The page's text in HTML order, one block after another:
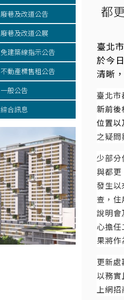
廢巷及改道公告
廢巷及改道公展
免建築線指示公告
不動產標售租公告
一般公告
綜合訊息
都
臺北
於今
清晰
臺北
新前後
位置以
之疑
少部
與都
發生
查，
說明
心擔
果將作
更新處
以務
上網招